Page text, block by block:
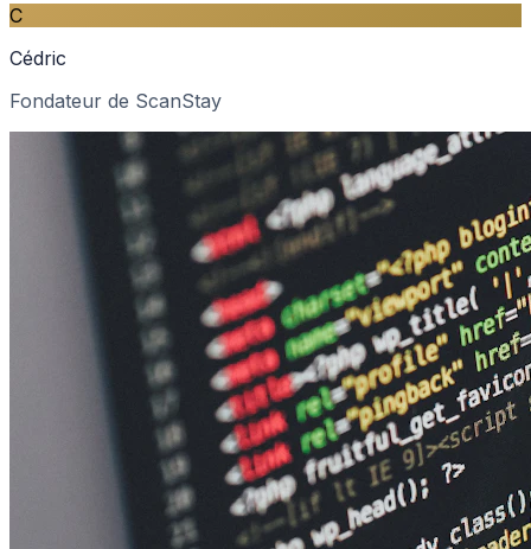
C
Cédric
Fondateur de ScanStay